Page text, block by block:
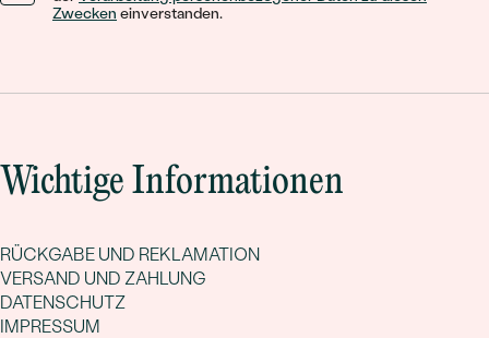
Zwecken einverstanden.
Wichtige Informationen
RÜCKGABE UND REKLAMATION
VERSAND UND ZAHLUNG
DATENSCHUTZ
IMPRESSUM